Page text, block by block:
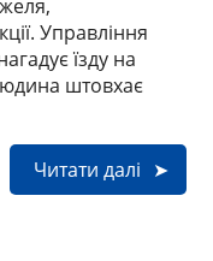
Управління
їзду на
штовхає
Читати далі